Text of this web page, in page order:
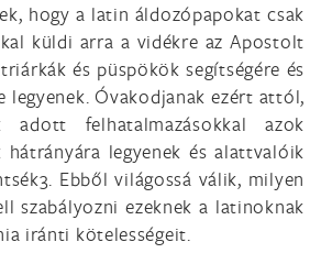
hogy a latin áldozópapokat csak
küldi arra a vidékre az Apostolt
és püspökök segítségére és
legyenek. Óvakodjanak ezért attól,
felhatalmazásokkal azok
hátrányára legyenek és alattvalóik
Ebből világossá válik, milyen
szabályozni ezeknek a latinoknak
iránti kötelességeit.